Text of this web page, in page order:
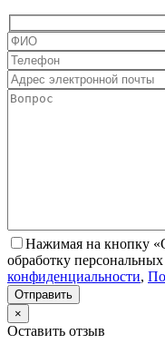
Нажимая на кнопку
обработку
конфиденциальности,
×
Оставить отзыв